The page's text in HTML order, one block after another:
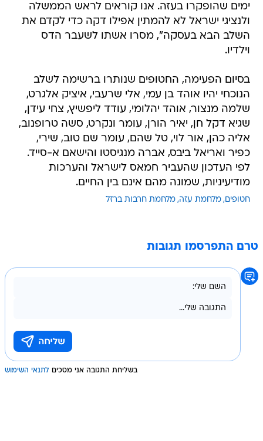
ימים שהופקרו בעזה. אנו קוראים לראש הממשלה
ולנציגי ישראל לא להמתין אפילו דקה כדי לקדם את
השלב הבא בעסקה", מסרו אשתו לשעבר הדס
וילדיו.
בסיום הפעימה, החטופים שנותרו ברשימה לשלב
הנוכחי יהיו אוהד בן עמי, אלי שרעבי, איציק אלגרט,
שלמה מנצור, אוהד יהלומי, עודד ליפשיץ, צחי עידן,
שגיא דקל חן, יאיר הורן, עומר ונקרט, סשה טרופנוב,
אליה כהן, אור לוי, טל שהם, עומר שם טוב, שירי,
כפיר ואריאל ביבס, אברה מנגיסטו והישאם א-סייד.
לפי העדכון שהעביר חמאס לישראל והערכות
מודיעיניות, שמונה מהם אינם בין החיים.
חטופים מלחמת עזה מלחמת חרבות ברזל
טרם התפרסמו תגובות
בשליחת התגובה אני מסכים לתנאי השימוש